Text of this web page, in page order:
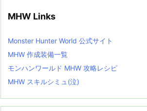
MHW Links
Monster Hunter World 公式サイト
MHW 作成装備一覧
モンハンワールド MHW 攻略レシピ
MHW スキルシミュ(泣)